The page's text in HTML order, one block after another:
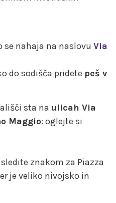
se nahaja na naslovu Via
do sodišča pridete peš v
sta na ulicah Via
Maggio: oglejte si
znakom za Piazza
je veliko nivojsko in